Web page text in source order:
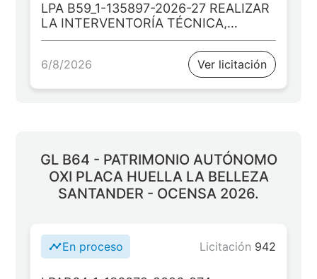
LPA B59_1-135897-2026-27 REALIZAR
LA INTERVENTORÍA TÉCNICA,
ADMINISTRATIVA, JURÍDICA, DE
SEGURIDAD Y SALUD EN EL
TRABAJO, AMBIENTAL, SOCIAL,
CONTABLE Y FINANCIERA PARA EL
6/8/2026 Ver licitación
GL B64 - PATRIMONIO AUTÓNOMO
OXI PLACA HUELLA LA BELLEZA
SANTANDER - OCENSA 2026.
En proceso Licitación 942